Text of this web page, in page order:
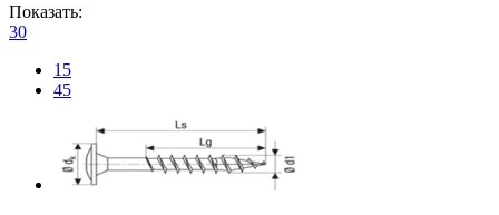
Показать:
30
15
45